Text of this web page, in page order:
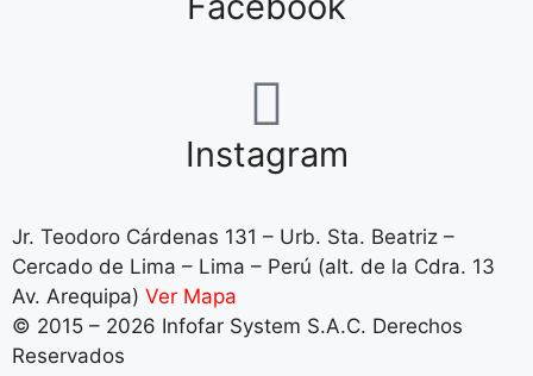
Instagram
Jr. Teodoro Cárdenas 131 – Urb. Sta. Beatriz –
Cercado de Lima – Lima – Perú (alt. de la Cdra. 13
Av. Arequipa) Ver Mapa
© 2015 – 2026 Infofar System S.A.C. Derechos
Reservados